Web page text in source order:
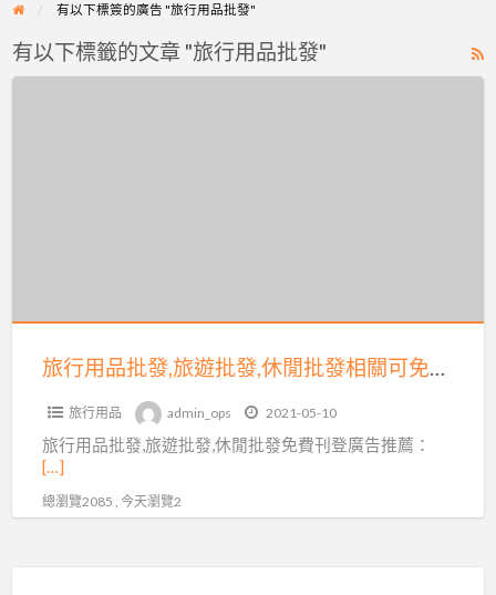
有以下標簽的廣告 "旅行用品批發"
有以下標籤的文章 "旅行用品批發"
批
旅行用品批發,旅遊批發,休閒批發相關可免費刊登廣告在coolbuy.com.tw
旅行用品 admin_ops 2021-05-10
旅行用品批發,旅遊批發,休閒批發免費刊登廣告推薦：
[…]
總瀏覽2085 , 今天瀏覽2